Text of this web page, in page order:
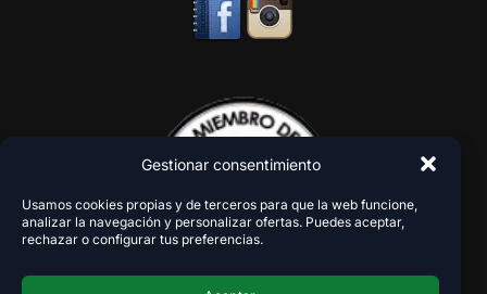
Gestionar consentimiento
Usamos cookies propias y de terceros para que la web funcione,
analizar la navegación y personalizar ofertas. Puedes aceptar,
rechazar o configurar tus preferencias.